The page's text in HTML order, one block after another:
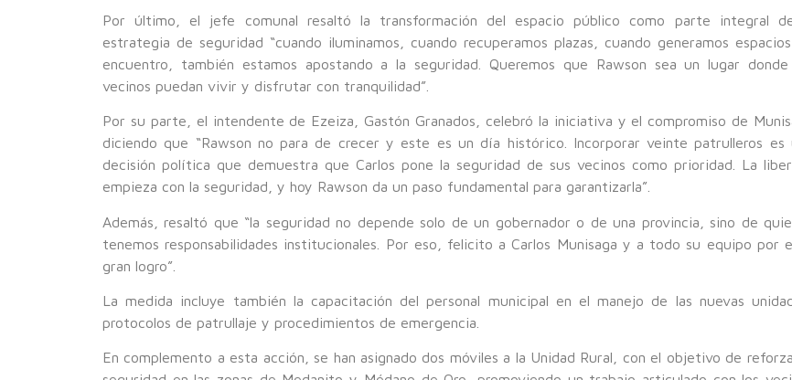
Por último, el jefe comunal resaltó la transformación del espacio público como parte integral
estrategia de seguridad “cuando iluminamos, cuando recuperamos plazas, cuando generamos
encuentro, también estamos apostando a la seguridad. Queremos que Rawson sea un lugar donde
vecinos puedan vivir y disfrutar con tranquilidad”.
Por su parte, el intendente de Ezeiza, Gastón Granados, celebró la iniciativa y el compromiso de
diciendo que “Rawson no para de crecer y este es un día histórico. Incorporar veinte patrulleros es
decisión política que demuestra que Carlos pone la seguridad de sus vecinos como prioridad. La
empieza con la seguridad, y hoy Rawson da un paso fundamental para garantizarla”.
Además, resaltó que “la seguridad no depende solo de un gobernador o de una provincia, sino de
tenemos responsabilidades institucionales. Por eso, felicito a Carlos Munisaga y a todo su equipo por
gran logro”.
La medida incluye también la capacitación del personal municipal en el manejo de las nuevas
protocolos de patrullaje y procedimientos de emergencia.
En complemento a esta acción, se han asignado dos móviles a la Unidad Rural, con el objetivo de